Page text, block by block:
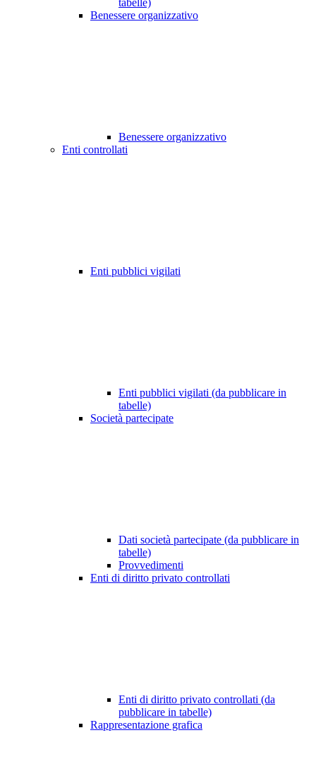
tabelle)
Benessere organizzativo
Benessere organizzativo
Enti controllati
Enti pubblici vigilati
Enti pubblici vigilati (da pubblicare in
tabelle)
Società partecipate
Dati società partecipate (da pubblicare in
tabelle)
Provvedimenti
Enti di diritto privato controllati
Enti di diritto privato controllati (da
pubblicare in tabelle)
Rappresentazione grafica